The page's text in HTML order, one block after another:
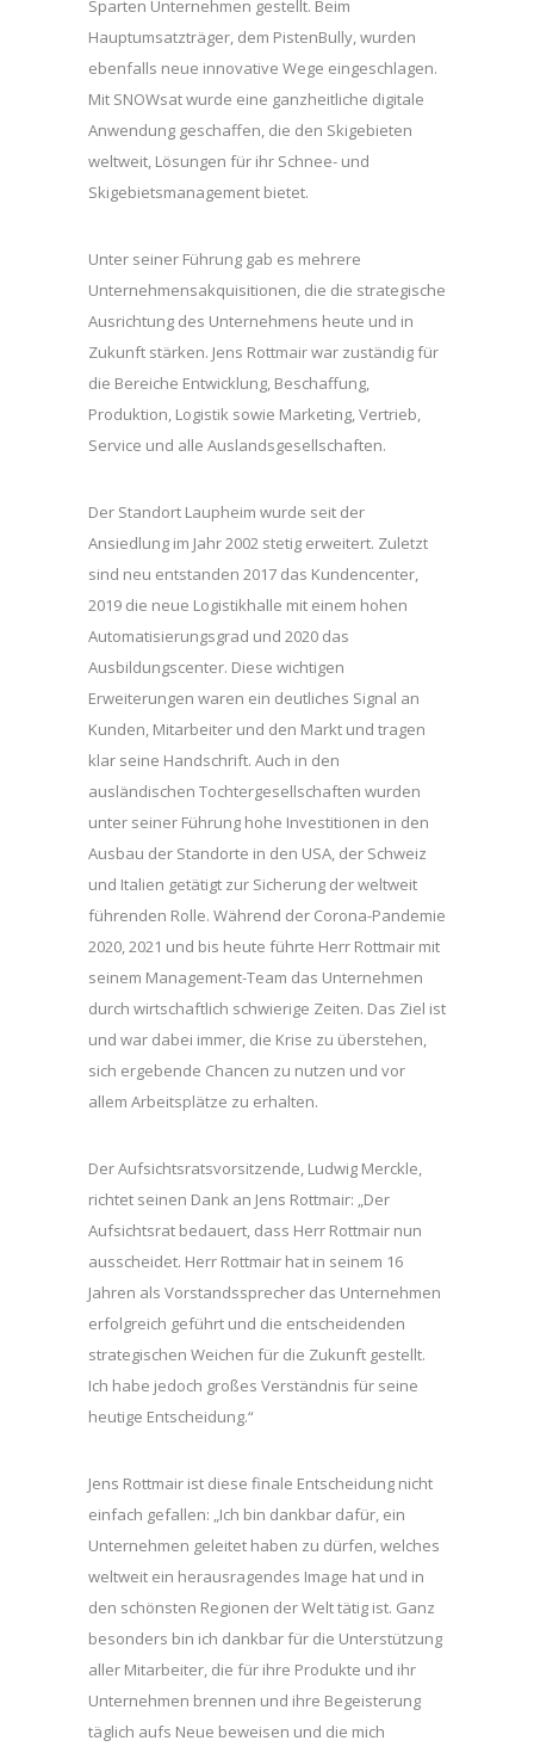
Sparten Unternehmen gestellt. Beim
Hauptumsatzträger, dem PistenBully, wurden
ebenfalls neue innovative Wege eingeschlagen.
Mit SNOWsat wurde eine ganzheitliche digitale
Anwendung geschaffen, die den Skigebieten
weltweit, Lösungen für ihr Schnee- und
Skigebietsmanagement bietet.
Unter seiner Führung gab es mehrere
Unternehmensakquisitionen, die die strategische
Ausrichtung des Unternehmens heute und in
Zukunft stärken. Jens Rottmair war zuständig für
die Bereiche Entwicklung, Beschaffung,
Produktion, Logistik sowie Marketing, Vertrieb,
Service und alle Auslandsgesellschaften.
Der Standort Laupheim wurde seit der
Ansiedlung im Jahr 2002 stetig erweitert. Zuletzt
sind neu entstanden 2017 das Kundencenter,
2019 die neue Logistikhalle mit einem hohen
Automatisierungsgrad und 2020 das
Ausbildungscenter. Diese wichtigen
Erweiterungen waren ein deutliches Signal an
Kunden, Mitarbeiter und den Markt und tragen
klar seine Handschrift. Auch in den
ausländischen Tochtergesellschaften wurden
unter seiner Führung hohe Investitionen in den
Ausbau der Standorte in den USA, der Schweiz
und Italien getätigt zur Sicherung der weltweit
führenden Rolle. Während der Corona-Pandemie
2020, 2021 und bis heute führte Herr Rottmair mit
seinem Management-Team das Unternehmen
durch wirtschaftlich schwierige Zeiten. Das Ziel ist
und war dabei immer, die Krise zu überstehen,
sich ergebende Chancen zu nutzen und vor
allem Arbeitsplätze zu erhalten.
Der Aufsichtsratsvorsitzende, Ludwig Merckle,
richtet seinen Dank an Jens Rottmair: „Der
Aufsichtsrat bedauert, dass Herr Rottmair nun
ausscheidet. Herr Rottmair hat in seinem 16
Jahren als Vorstandssprecher das Unternehmen
erfolgreich geführt und die entscheidenden
strategischen Weichen für die Zukunft gestellt.
Ich habe jedoch großes Verständnis für seine
heutige Entscheidung.“
Jens Rottmair ist diese finale Entscheidung nicht
einfach gefallen: „Ich bin dankbar dafür, ein
Unternehmen geleitet haben zu dürfen, welches
weltweit ein herausragendes Image hat und in
den schönsten Regionen der Welt tätig ist. Ganz
besonders bin ich dankbar für die Unterstützung
aller Mitarbeiter, die für ihre Produkte und ihr
Unternehmen brennen und ihre Begeisterung
täglich aufs Neue beweisen und die mich